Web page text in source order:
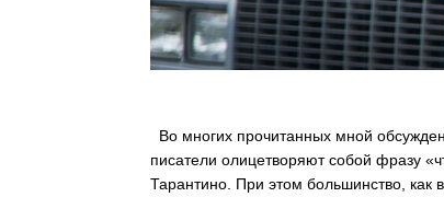
Во многих прочитанных мной
писатели олицетворяют собой фразу
Тарантино. При этом большинство, как